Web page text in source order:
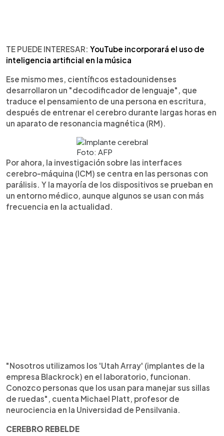
TE PUEDE INTERESAR: YouTube incorporará el uso de
inteligencia artificial en la música
Ese mismo mes, científicos estadounidenses
desarrollaron un "decodificador de lenguaje", que
traduce el pensamiento de una persona en escritura,
después de entrenar el cerebro durante largas horas en
un aparato de resonancia magnética (RM).
Foto: AFP
Por ahora, la investigación sobre las interfaces
cerebro-máquina (ICM) se centra en las personas con
parálisis. Y la mayoría de los dispositivos se prueban en
un entorno médico, aunque algunos se usan con más
frecuencia en la actualidad.
"Nosotros utilizamos los 'Utah Array' (implantes de la
empresa Blackrock) en el laboratorio, funcionan.
Conozco personas que los usan para manejar sus sillas
de ruedas", cuenta Michael Platt, profesor de
neurociencia en la Universidad de Pensilvania.
CEREBRO REBELDE